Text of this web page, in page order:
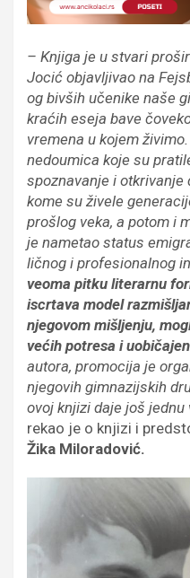
– Knjiga je u stvari
Jocić objavljivao na
og bivših učenike naše
kraćih eseja bave
vremena u kojem
nedoumica koje su
spoznavanje i
kome su živele
prošlog veka, a potom i
je nametao status
ličnog i profesionalnog
veoma pitku literarnu
iscrtava model
njegovom mišljenju,
većih potresa i
autora, promocija je
njegovih gimnazijskih
ovoj knjizi daje još
rekao je o knjizi i
Žika Miloradović.